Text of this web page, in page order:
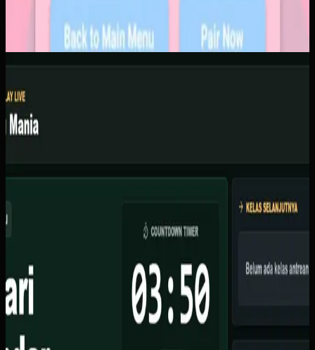
Software Kustom
Kicau Mania
Kicau Mania
Organisator lomba burung berkicau kesulitan mengelola
input skor, dan tidak ada display live untuk peserta
menonton.
Kami membuat sistem berbasis web dengan fitur skoring
waktu nyata via Supabase, TV display dengan animasi
ranking live, dasbor admin untuk atur kelas dan juri, serta
countdown timer otomatis.
Baca studi kasus